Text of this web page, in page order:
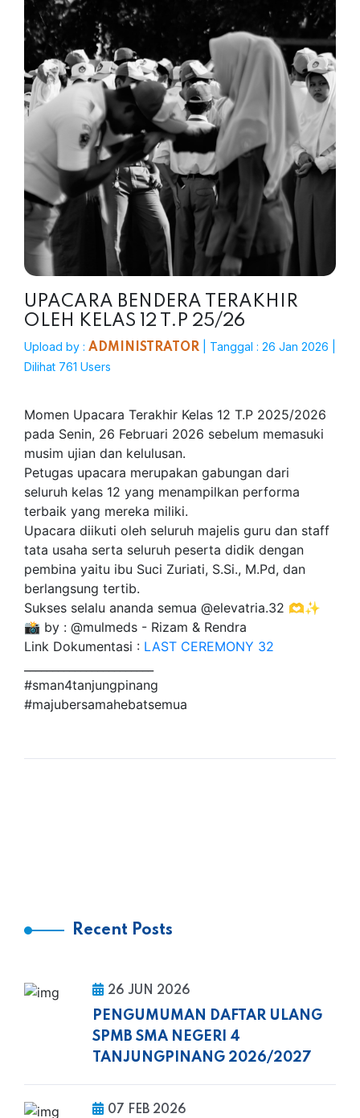
UPACARA BENDERA TERAKHIR
OLEH KELAS 12 T.P 25/26
Upload by : ADMINISTRATOR | Tanggal : 26 Jan 2026 |
Dilihat 761 Users
Momen Upacara Terakhir Kelas 12 T.P 2025/2026
pada Senin, 26 Februari 2026 sebelum memasuki
musim ujian dan kelulusan.
Petugas upacara merupakan gabungan dari
seluruh kelas 12 yang menampilkan performa
terbaik yang mereka miliki.
Upacara diikuti oleh seluruh majelis guru dan staff
tata usaha serta seluruh peserta didik dengan
pembina yaitu ibu Suci Zuriati, S.Si., M.Pd, dan
berlangsung tertib.
Sukses selalu ananda semua @elevatria.32 🫶✨
📸 by : @mulmeds - Rizam & Rendra
Link Dokumentasi : LAST CEREMONY 32
#sman4tanjungpinang
#majubersamahebatsemua
Recent Posts
26 JUN 2026
PENGUMUMAN DAFTAR ULANG
SPMB SMA NEGERI 4
TANJUNGPINANG 2026/2027
07 FEB 2026